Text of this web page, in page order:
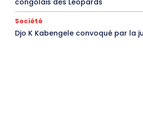
Société
Djo K Kabengele convoqué par la